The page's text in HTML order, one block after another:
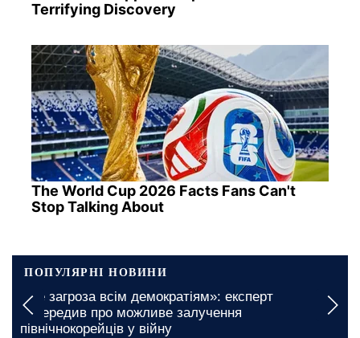
Terrifying Discovery
The World Cup 2026 Facts Fans Can't
Stop Talking About
ПОПУЛЯРНІ НОВИНИ
загроза всім демократіям»: експерт
про можливе залучення
у війну